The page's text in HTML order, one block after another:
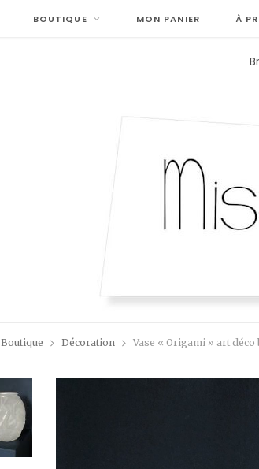
BOUTIQUE MON PANIER À
Boutique Décoration Vase « Origami » art déco